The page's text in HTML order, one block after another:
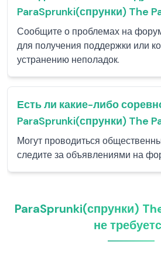
ParaSprunki(спрунки) The
Сообщите о проблемах на
для получения поддержки или
устранению неполадок.
Есть ли какие-либо
ParaSprunki(спрунки) The
Могут проводиться
следите за объявлениями на
ParaSprunki(спрунки)
не